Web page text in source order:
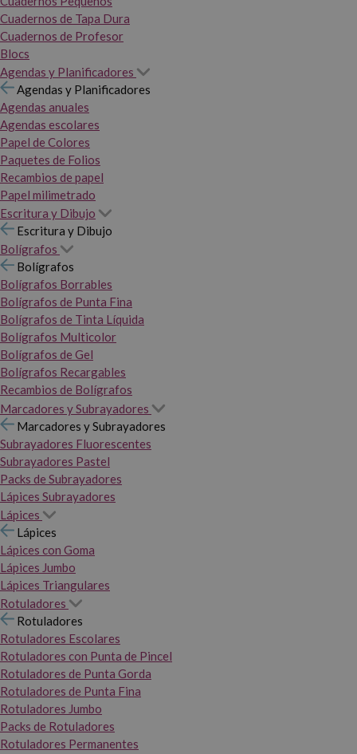
Cuadernos de Tapa Dura
Cuadernos de Profesor
Blocs
Agendas y Planificadores
Agendas y Planificadores
Agendas anuales
Agendas escolares
Papel de Colores
Paquetes de Folios
Recambios de papel
Papel milimetrado
Escritura y Dibujo
Escritura y Dibujo
Bolígrafos
Bolígrafos
Bolígrafos Borrables
Bolígrafos de Punta Fina
Bolígrafos de Tinta Líquida
Bolígrafos Multicolor
Bolígrafos de Gel
Bolígrafos Recargables
Recambios de Bolígrafos
Marcadores y Subrayadores
Marcadores y Subrayadores
Subrayadores Fluorescentes
Subrayadores Pastel
Packs de Subrayadores
Lápices Subrayadores
Lápices
Lápices
Lápices con Goma
Lápices Jumbo
Lápices Triangulares
Rotuladores
Rotuladores
Rotuladores Escolares
Rotuladores con Punta de Pincel
Rotuladores de Punta Gorda
Rotuladores de Punta Fina
Rotuladores Jumbo
Packs de Rotuladores
Rotuladores Permanentes